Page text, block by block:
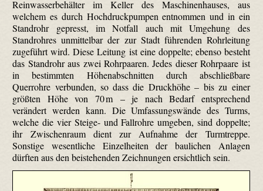
Reinwasserbehälter im Keller des Maschinenhauses, aus
welchem es durch Hochdruckpumpen entnommen und in ein
Standrohr gepresst, im Notfall auch mit Umgehung des
Standrohres unmittelbar der zur Stadt führenden Rohrleitung
zugeführt wird. Diese Leitung ist eine doppelte; ebenso besteht
das Standrohr aus zwei Rohrpaaren. Jedes dieser Rohrpaare ist
in bestimmten Höhenabschnitten durch abschließbare
Querrohre verbunden, so dass die Druckhöhe – bis zu einer
größten Höhe von 70 m – je nach Bedarf entsprechend
verändert werden kann. Die Umfassungswände des Turms,
welche die vier Steige- und Fallrohre umgeben, sind doppelte;
ihr Zwischenraum dient zur Aufnahme der Turmtreppe.
Sonstige wesentliche Einzelheiten der baulichen Anlagen
dürften aus den beistehenden Zeichnungen ersichtlich sein.